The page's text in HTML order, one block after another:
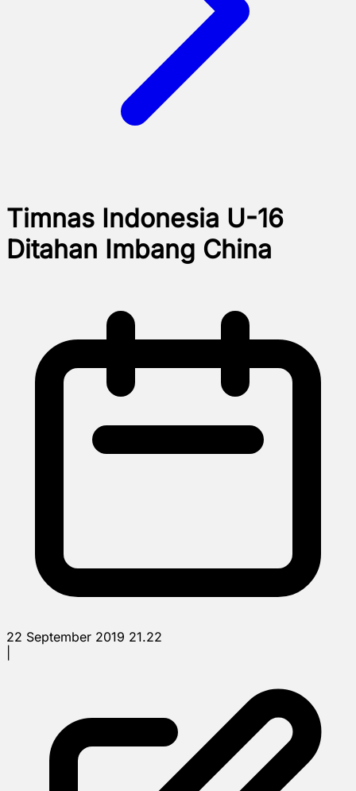
Timnas Indonesia U-16
Ditahan Imbang China
22 September 2019 21.22